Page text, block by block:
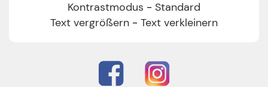
Kontrastmodus - Standard
Text vergrößern - Text verkleinern